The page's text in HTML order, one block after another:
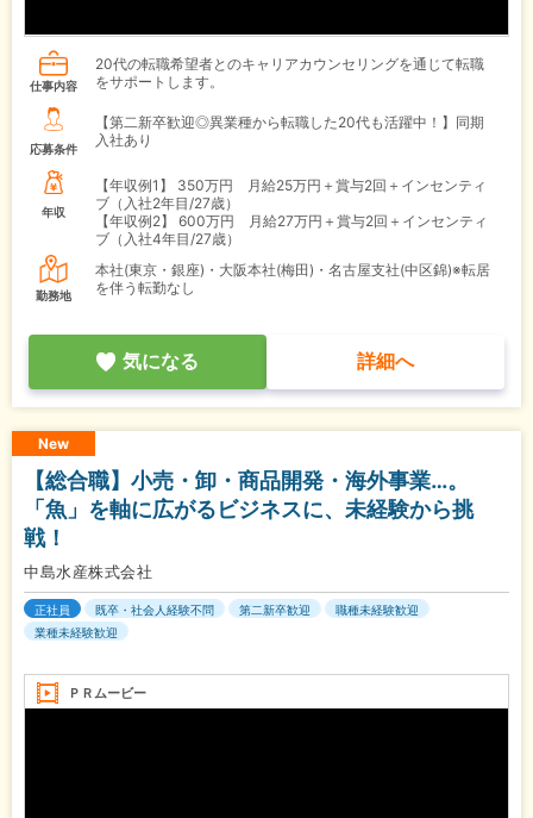
仕事内容
20代の転職希望者とのキャリアカウンセリングを通じて転職
をサポートします。
応募条件
【第二新卒歓迎◎異業種から転職した20代も活躍中！】同期
入社あり
年収
【年収例1】
350万円 月給25万円＋賞与2回＋インセンティ
ブ（入社2年目/27歳）
【年収例2】
600万円 月給27万円＋賞与2回＋インセンティ
ブ（入社4年目/27歳）
勤務地
本社(東京・銀座)・大阪本社(梅田)・名古屋支社(中区錦)※転居
を伴う転勤なし
気になる 詳細へ
New
【総合職】小売・卸・商品開発・海外事業…。
「魚」を軸に広がるビジネスに、未経験から挑
戦！
中島水産株式会社
正社員 既卒・社会人経験不問 第二新卒歓迎
職種未経験歓迎
業種未経験歓迎
ＰＲムービー